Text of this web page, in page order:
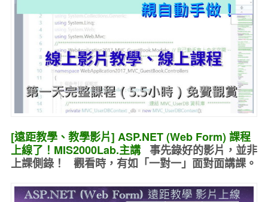
[遠距教學、教學影片] ASP.NET (Web Form) 課程
上線了！MIS2000Lab.主講 事先錄好的影片，並非
上課側錄！ 觀看時，有如 「一對一」面對面講課。